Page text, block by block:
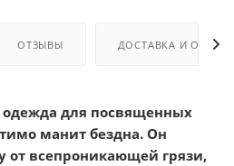
ОТЗЫВЫ ДОСТАВКА И
для посвященных
манит бездна. Он
всепроникающей грязи,